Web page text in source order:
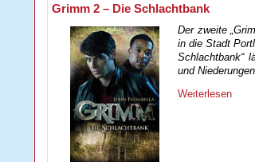
Grimm 2 – Die Schlachtbank
Der zweite
in die Stadt
Schlachtbank“
und
Weiterlesen